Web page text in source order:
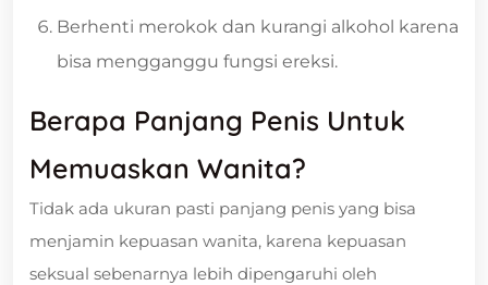
Berhenti merokok dan kurangi alkohol karena
bisa mengganggu fungsi ereksi.
Berapa Panjang Penis Untuk
Memuaskan Wanita?
Tidak ada ukuran pasti panjang penis yang bisa
menjamin kepuasan wanita, karena kepuasan
seksual sebenarnya lebih dipengaruhi oleh